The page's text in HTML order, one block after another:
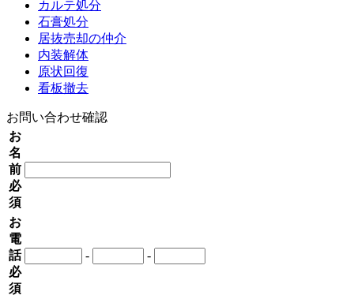
カルテ処分
石膏処分
居抜売却の仲介
内装解体
原状回復
看板撤去
お問い合わせ確認
お
名
前
必
須
お
電
話
必
須
- -